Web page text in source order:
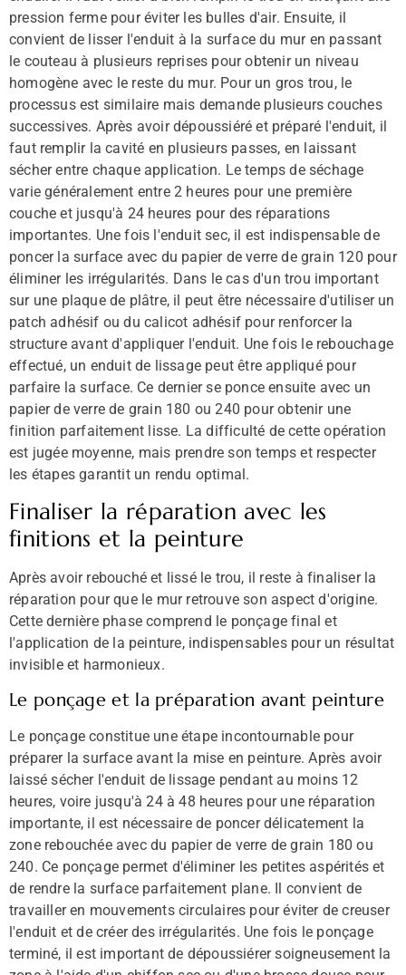
pression ferme pour éviter les bulles d'air. Ensuite, il
convient de lisser l'enduit à la surface du mur en passant
le couteau à plusieurs reprises pour obtenir un niveau
homogène avec le reste du mur. Pour un gros trou, le
processus est similaire mais demande plusieurs couches
successives. Après avoir dépoussiéré et préparé l'enduit, il
faut remplir la cavité en plusieurs passes, en laissant
sécher entre chaque application. Le temps de séchage
varie généralement entre 2 heures pour une première
couche et jusqu'à 24 heures pour des réparations
importantes. Une fois l'enduit sec, il est indispensable de
poncer la surface avec du papier de verre de grain 120 pour
éliminer les irrégularités. Dans le cas d'un trou important
sur une plaque de plâtre, il peut être nécessaire d'utiliser un
patch adhésif ou du calicot adhésif pour renforcer la
structure avant d'appliquer l'enduit. Une fois le rebouchage
effectué, un enduit de lissage peut être appliqué pour
parfaire la surface. Ce dernier se ponce ensuite avec un
papier de verre de grain 180 ou 240 pour obtenir une
finition parfaitement lisse. La difficulté de cette opération
est jugée moyenne, mais prendre son temps et respecter
les étapes garantit un rendu optimal.
Finaliser la réparation avec les
finitions et la peinture
Après avoir rebouché et lissé le trou, il reste à finaliser la
réparation pour que le mur retrouve son aspect d'origine.
Cette dernière phase comprend le ponçage final et
l'application de la peinture, indispensables pour un résultat
invisible et harmonieux.
Le ponçage et la préparation avant peinture
Le ponçage constitue une étape incontournable pour
préparer la surface avant la mise en peinture. Après avoir
laissé sécher l'enduit de lissage pendant au moins 12
heures, voire jusqu'à 24 à 48 heures pour une réparation
importante, il est nécessaire de poncer délicatement la
zone rebouchée avec du papier de verre de grain 180 ou
240. Ce ponçage permet d'éliminer les petites aspérités et
de rendre la surface parfaitement plane. Il convient de
travailler en mouvements circulaires pour éviter de creuser
l'enduit et de créer des irrégularités. Une fois le ponçage
terminé, il est important de dépoussiérer soigneusement la